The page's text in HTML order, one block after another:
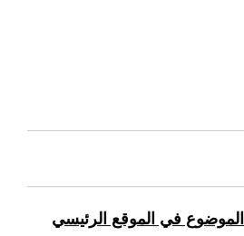
في الموقع الرئيسي